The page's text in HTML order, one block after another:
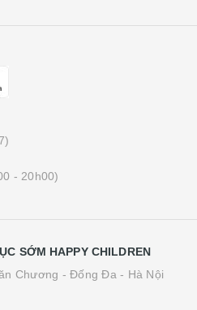
- 20h00)
SỚM HAPPY CHILDREN
Chương - Đống Đa - Hà Nội